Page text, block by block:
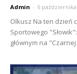
Admin - 6 października
Olkusz Na ten dzień
Sportowego
głównym na